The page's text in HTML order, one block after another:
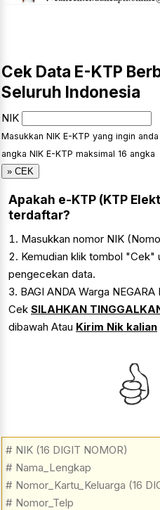
Cek Data E-KTP
Seluruh Indonesia
NIK
Masukkan NIK E-KTP yang ingin anda
angka NIK E-KTP maksimal 16 angka
Apakah e-KTP (KTP
terdaftar?
Masukkan nomor NIK
Kemudian klik tombol "Cek"
pengecekan data.
BAGI ANDA Warga
Cek SILAHKAN
dibawah Atau Kirim Nik kalian
# NIK (16 DIGIT NOMOR)
# Nama_Lengkap
# Nomor_Kartu_Keluarga (16
# Nomor_Telp